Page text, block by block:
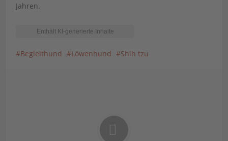
Jahren.
Begleithund Löwenhund Shih tzu